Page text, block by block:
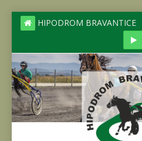
HIPODROM BRAVANTICE